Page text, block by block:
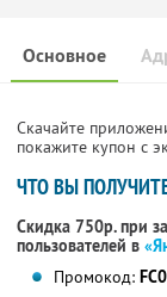
Основное
Скачайте
покажите купон с
ЧТО ВЫ
Скидка 750р. при
пользователей в
Промокод: